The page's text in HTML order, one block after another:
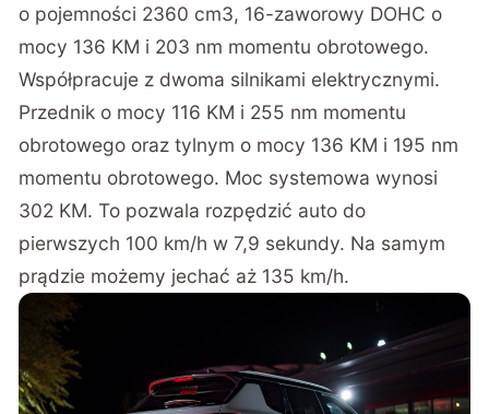
o pojemności 2360 cm3, 16-zaworowy DOHC o
mocy 136 KM i 203 nm momentu obrotowego.
Współpracuje z dwoma silnikami elektrycznymi.
Przednik o mocy 116 KM i 255 nm momentu
obrotowego oraz tylnym o mocy 136 KM i 195 nm
momentu obrotowego. Moc systemowa wynosi
302 KM. To pozwala rozpędzić auto do
pierwszych 100 km/h w 7,9 sekundy. Na samym
prądzie możemy jechać aż 135 km/h.